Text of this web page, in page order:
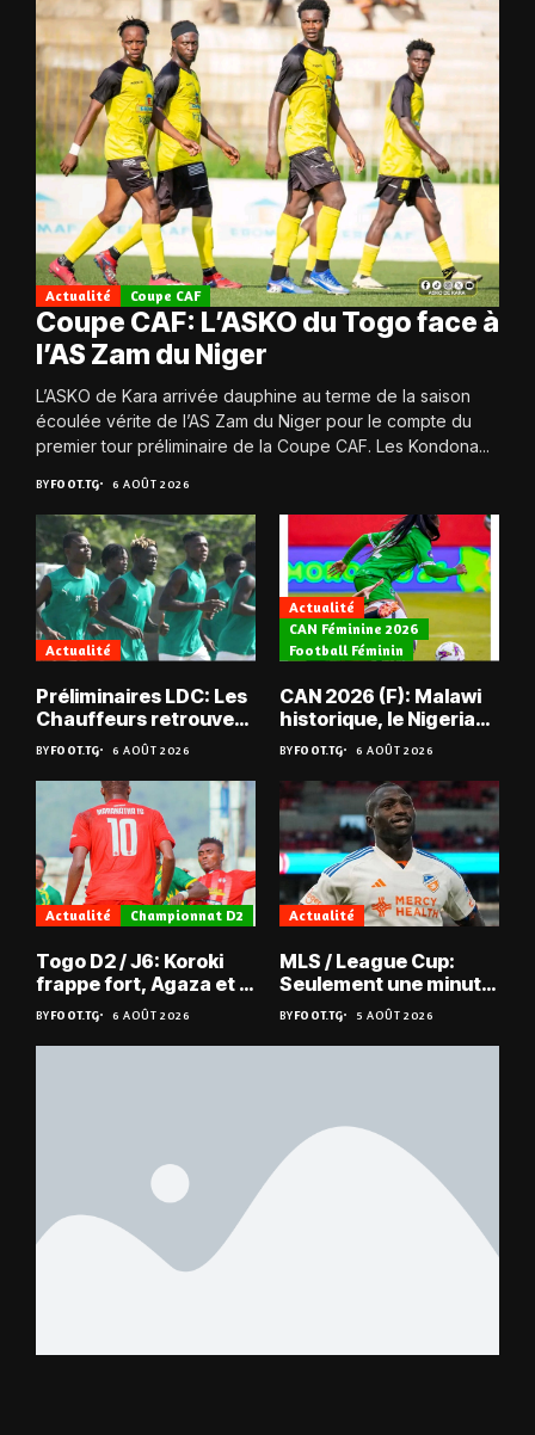
Actualité Coupe CAF
Coupe CAF: L’ASKO du Togo face à
l’AS Zam du Niger
L’ASKO de Kara arrivée dauphine au terme de la saison
écoulée vérite de l’AS Zam du Niger pour le compte du
premier tour préliminaire de la Coupe CAF. Les Kondona...
BYFOOT.TG 6 AOÛT 2026
Actualité
Préliminaires LDC: Les
Chauffeurs retrouvent
les Mimos
BYFOOT.TG 6 AOÛT 2026
Actualité
CAN Féminine 2026
Football Féminin
CAN 2026 (F): Malawi
historique, le Nigeria
sauvé, la Zambie
éliminée
BYFOOT.TG 6 AOÛT 2026
Actualité Championnat D2
Togo D2 / J6: Koroki
frappe fort, Agaza et la
JCA assurent,
suspense avant Sara
FC – Doumbé FC
BYFOOT.TG 6 AOÛT 2026
Actualité
MLS / League Cup:
Seulement une minute
de jeu pour Kévin
Denkey
BYFOOT.TG 5 AOÛT 2026